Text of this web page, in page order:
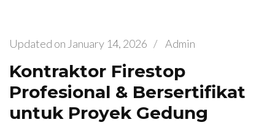
Updated on January 14, 2026 / Admin
Kontraktor Firestop
Profesional & Bersertifikat
untuk Proyek Gedung